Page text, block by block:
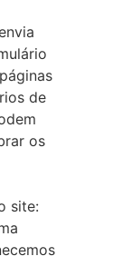
de
os
site: